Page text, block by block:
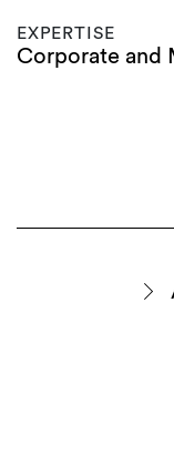
EXPERTISE
Corporate and